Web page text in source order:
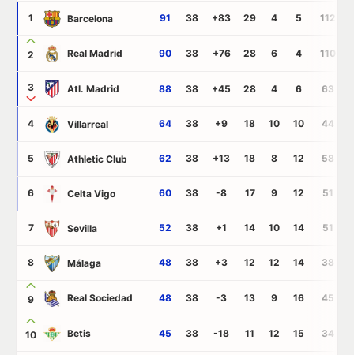
1 Barcelona 91 38 +83 29 4 5 112
2 Real Madrid 90 38 +76 28 6 4 110
3 Atl. Madrid 88 38 +45 28 4 6 63
4 Villarreal 64 38 +9 18 10 10 44
5 Athletic Club 62 38 +13 18 8 12 58
6 Celta Vigo 60 38 -8 17 9 12 51
7 Sevilla 52 38 +1 14 10 14 51
8 Málaga 48 38 +3 12 12 14 38
9 Real Sociedad 48 38 -3 13 9 16 45
10 Betis 45 38 -18 11 12 15 34